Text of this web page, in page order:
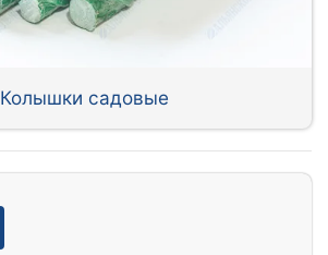
Колышки садовые